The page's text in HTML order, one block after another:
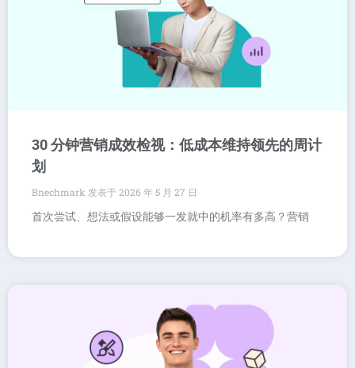
30 分钟营销成效检视：低成本维持领先的周计
划
Bnechmark
2026 年 5 月 27 日
首次尝试、想法或假设能够一发就中的机率有多高？营销